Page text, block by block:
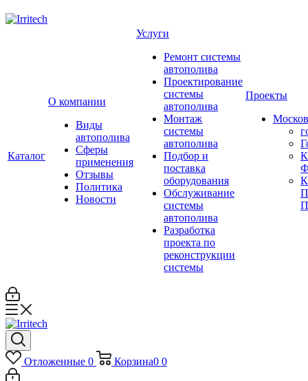
Каталог
О компании
Виды
автополива
Сферы
применения
Отзывы
Политика
Новости
Услуги
Ремонт системы
автополива
Проектирование
системы
автополива
Монтаж
системы
автополива
Подбор и
поставка
оборудования
Обслуживание
системы
автополива
Разработка
проекта по
реконструкции
системы
Проекты
Отложенные 0 Корзина0 0